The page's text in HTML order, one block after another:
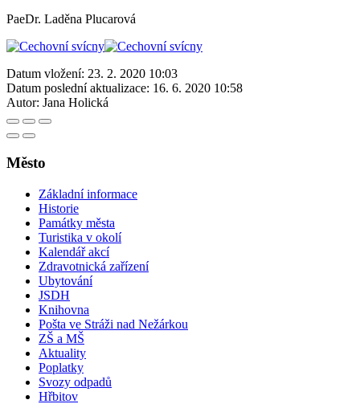
PaeDr. Laděna Plucarová
Datum vložení: 23. 2. 2020 10:03
Datum poslední aktualizace: 16. 6. 2020 10:58
Autor: Jana Holická
Město
Základní informace
Historie
Památky města
Turistika v okolí
Kalendář akcí
Zdravotnická zařízení
Ubytování
JSDH
Knihovna
Pošta ve Stráži nad Nežárkou
ZŠ a MŠ
Aktuality
Poplatky
Svozy odpadů
Hřbitov